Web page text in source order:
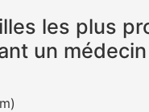
les plus
un